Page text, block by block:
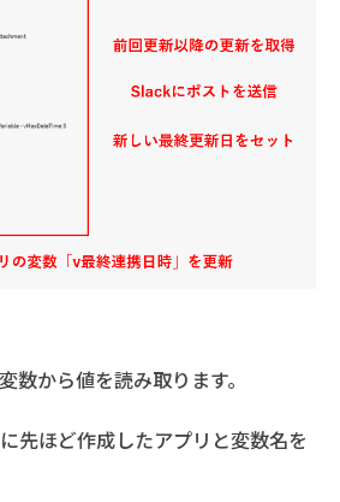
数から値を読み取ります。
先ほど作成したアプリと変数名を